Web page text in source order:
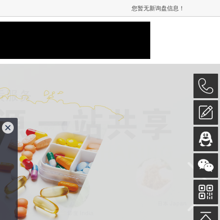
您暂无新询盘信息！